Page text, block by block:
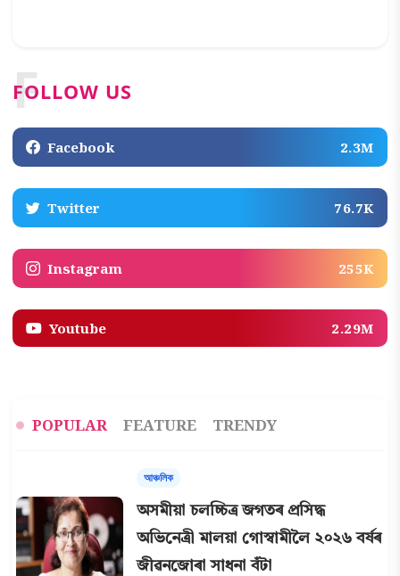
FOLLOW US
F
Facebook 2.3M
Twitter 76.7K
Instagram 255K
Youtube 2.29M
POPULAR FEATURE TRENDY
আঞ্চলিক
অসমীয়া চলচ্চিত্ৰ জগতৰ প্ৰসিদ্ধ
অভিনেত্ৰী মালয়া গোস্বামীলৈ ২০২৬ বৰ্ষৰ
জীৱনজোৰা সাধনা বঁটা